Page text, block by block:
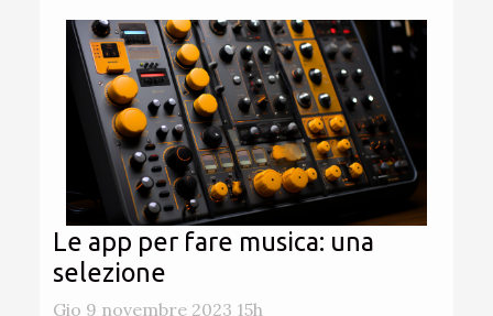
Le app per fare musica: una
selezione
Gio 9 novembre 2023 15h